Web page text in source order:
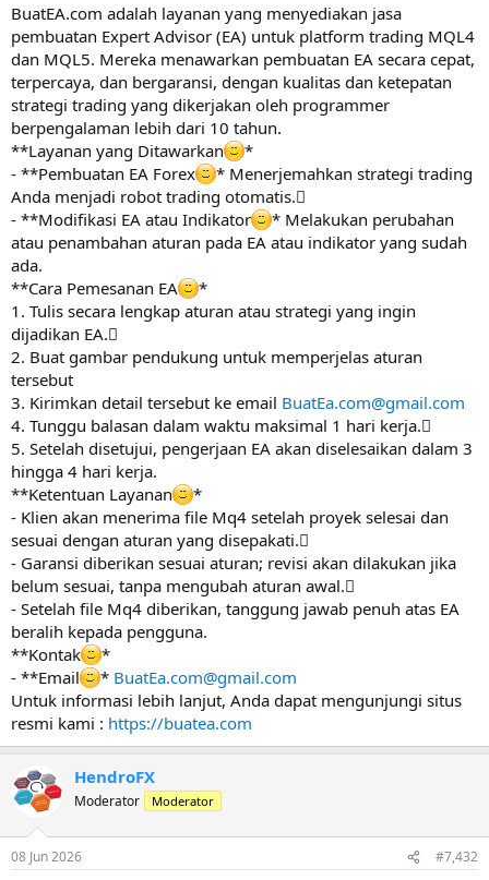
BuatEA.com adalah layanan yang menyediakan jasa
pembuatan Expert Advisor (EA) untuk platform trading MQL4
dan MQL5. Mereka menawarkan pembuatan EA secara cepat,
terpercaya, dan bergaransi, dengan kualitas dan ketepatan
strategi trading yang dikerjakan oleh programmer
berpengalaman lebih dari 10 tahun.
**Layanan yang Ditawarkan
*
- **Pembuatan EA Forex
* Menerjemahkan strategi trading
Anda menjadi robot trading otomatis.
- **Modifikasi EA atau Indikator
* Melakukan perubahan
atau penambahan aturan pada EA atau indikator yang sudah
ada.
**Cara Pemesanan EA
*
1. Tulis secara lengkap aturan atau strategi yang ingin
dijadikan EA.
2. Buat gambar pendukung untuk memperjelas aturan
tersebut
3. Kirimkan detail tersebut ke email BuatEa.com@gmail.com
4. Tunggu balasan dalam waktu maksimal 1 hari kerja.
5. Setelah disetujui, pengerjaan EA akan diselesaikan dalam 3
hingga 4 hari kerja.
**Ketentuan Layanan
*
- Klien akan menerima file Mq4 setelah proyek selesai dan
sesuai dengan aturan yang disepakati.
- Garansi diberikan sesuai aturan; revisi akan dilakukan jika
belum sesuai, tanpa mengubah aturan awal.
- Setelah file Mq4 diberikan, tanggung jawab penuh atas EA
beralih kepada pengguna.
**Kontak
*
- **Email
* BuatEa.com@gmail.com
Untuk informasi lebih lanjut, Anda dapat mengunjungi situs
resmi kami : https://buatea.com
HendroFX
Moderator Moderator
08 Jun 2026 #7,432